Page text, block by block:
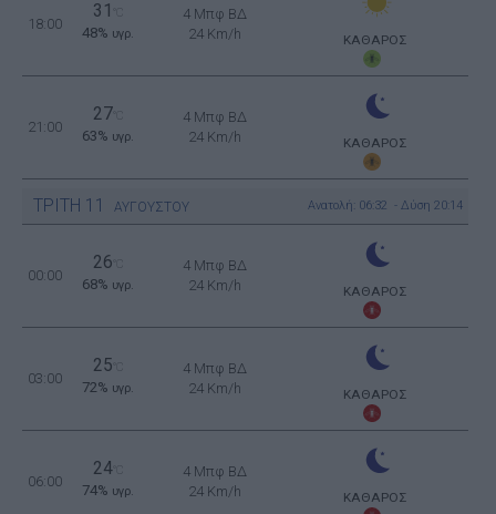
18:00
31
48% υγρ.
4 Μπφ ΒΔ
24 Km/h
ΚΑΘΑΡΟΣ
21:00
27
63% υγρ.
4 Μπφ ΒΔ
24 Km/h
ΚΑΘΑΡΟΣ
ΤΡΙΤΗ 11 ΑΥΓΟΥΣΤΟΥ Ανατολή: 06:32 - Δύση 20:14
00:00
26
68% υγρ.
4 Μπφ ΒΔ
24 Km/h
ΚΑΘΑΡΟΣ
03:00
25
72% υγρ.
4 Μπφ ΒΔ
24 Km/h
ΚΑΘΑΡΟΣ
06:00
24°C
74% υγρ.
4 Μπφ ΒΔ
24 Km/h
ΚΑΘΑΡΟΣ